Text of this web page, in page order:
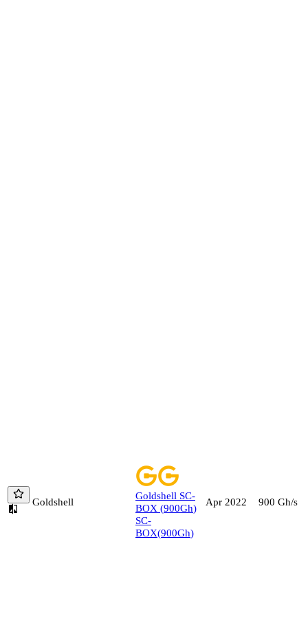
Goldshell
Goldshell SC-
BOX (900Gh)
SC-
BOX(900Gh)
Apr 2022 900 Gh/s